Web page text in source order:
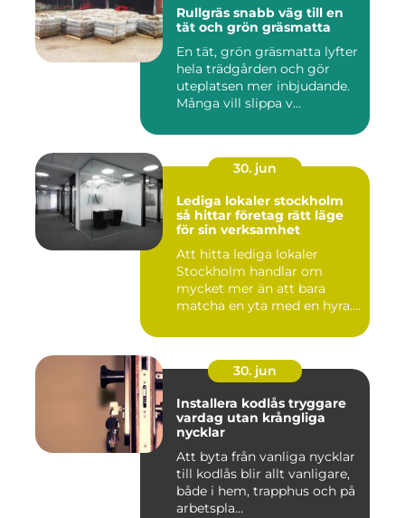
Rullgräs snabb väg till en
tät och grön gräsmatta
En tät, grön gräsmatta lyfter
hela trädgården och gör
uteplatsen mer inbjudande.
Många vill slippa v...
30. jun
Lediga lokaler stockholm
så hittar företag rätt läge
för sin verksamhet
Att hitta lediga lokaler
Stockholm handlar om
mycket mer än att bara
matcha en yta med en hyra.
30. jun
Installera kodlås tryggare
vardag utan krångliga
nycklar
Att byta från vanliga nycklar
till kodlås blir allt vanligare,
både i hem, trapphus och på
arbetspla...